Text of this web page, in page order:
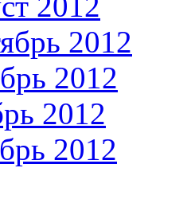
2012
2012
2012
2012